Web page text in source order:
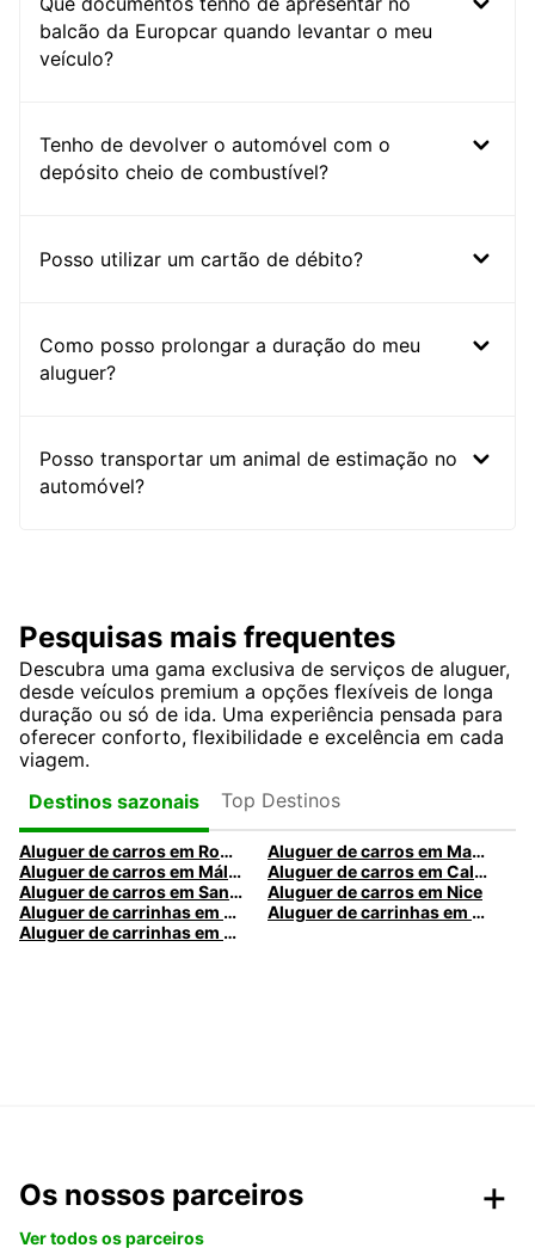
balcão da Europcar quando levantar o meu
veículo?
Tenho de devolver o automóvel com o
depósito cheio de combustível?
Posso utilizar um cartão de débito?
Como posso prolongar a duração do meu
aluguer?
Posso transportar um animal de estimação no
automóvel?
Pesquisas mais frequentes
Descubra uma gama exclusiva de serviços de aluguer,
desde veículos premium a opções flexíveis de longa
duração ou só de ida. Uma experiência pensada para
oferecer conforto, flexibilidade e excelência em cada
viagem.
Destinos sazonais
Top Destinos
Aluguer de carros em Roma
Aluguer de carros em Madrid
Aluguer de carros em Málaga
Aluguer de carros em Caldas da Rainha
Aluguer de carros em Santa Maria da Feira
Aluguer de carros em Nice
Aluguer de carrinhas em Nice
Aluguer de carrinhas em Santa Maria da Feira
Aluguer de carrinhas em Caldas da Rainha
Os nossos parceiros
Ver todos os parceiros